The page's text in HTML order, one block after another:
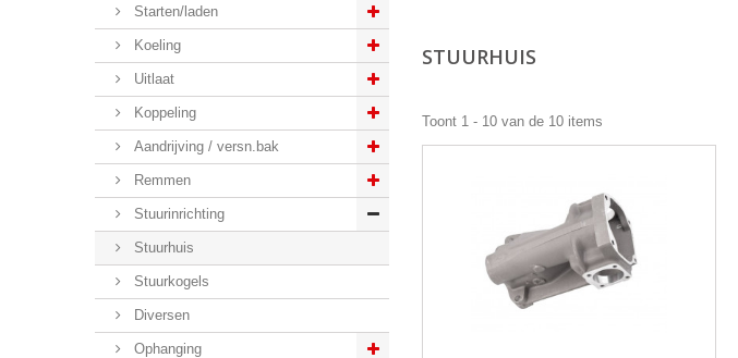
Starten/laden
Koeling
Uitlaat
Koppeling
Aandrijving / versn.bak
Remmen
Stuurinrichting
Stuurhuis
Stuurkogels
Diversen
Ophanging
STUURHUIS
Toont 1 - 10 van de 10 items